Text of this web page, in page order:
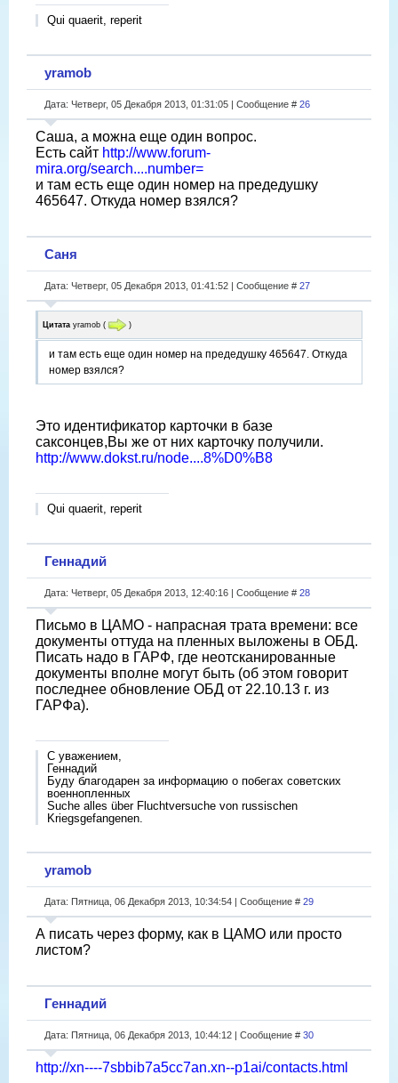
Qui quaerit, reperit
yramob
Дата: Четверг, 05 Декабря 2013, 01:31:05 | Сообщение # 26
Саша, а можна еще один вопрос.
Есть сайт http://www.forum-
mira.org/search....number=
и там есть еще один номер на предедушку
465647. Откуда номер взялся?
Саня
Дата: Четверг, 05 Декабря 2013, 01:41:52 | Сообщение # 27
Цитата yramob ( )
и там есть еще один номер на предедушку 465647. Откуда
номер взялся?
Это идентификатор карточки в базе
саксонцев,Вы же от них карточку получили.
http://www.dokst.ru/node....8%D0%B8
Qui quaerit, reperit
Геннадий
Дата: Четверг, 05 Декабря 2013, 12:40:16 | Сообщение # 28
Письмо в ЦАМО - напрасная трата времени: все
документы оттуда на пленных выложены в ОБД.
Писать надо в ГАРФ, где неотсканированные
документы вполне могут быть (об этом говорит
последнее обновление ОБД от 22.10.13 г. из
ГАРФа).
С уважением,
Геннадий
Буду благодарен за информацию о побегах советских
военнопленных
Suche alles über Fluchtversuche von russischen
Kriegsgefangenen.
yramob
Дата: Пятница, 06 Декабря 2013, 10:34:54 | Сообщение # 29
А писать через форму, как в ЦАМО или просто
листом?
Геннадий
Дата: Пятница, 06 Декабря 2013, 10:44:12 | Сообщение # 30
http://xn----7sbbib7a5cc7an.xn--p1ai/contacts.html